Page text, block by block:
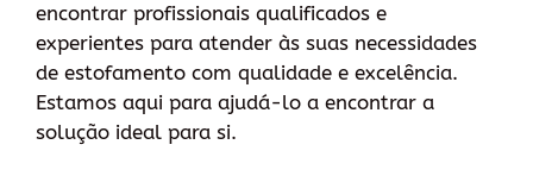
encontrar profissionais qualificados e
experientes para atender às suas necessidades
de estofamento com qualidade e excelência.
Estamos aqui para ajudá-lo a encontrar a
solução ideal para si.